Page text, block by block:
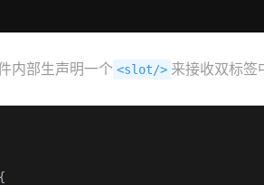
内部生声明一个 <slot/> 来接收双标签